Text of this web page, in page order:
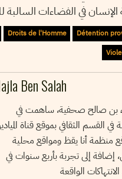
في الفضاءات السالبة
Détention
Droits de l'Homme
Ben Salah
بن صالح صحفية، ساهمت في
في القسم الثقافي بموقع قناة
منظمة أنا يقظ ومواقع محلية
إضافة إلى تجربة بأربع سنوات في
الواقعة